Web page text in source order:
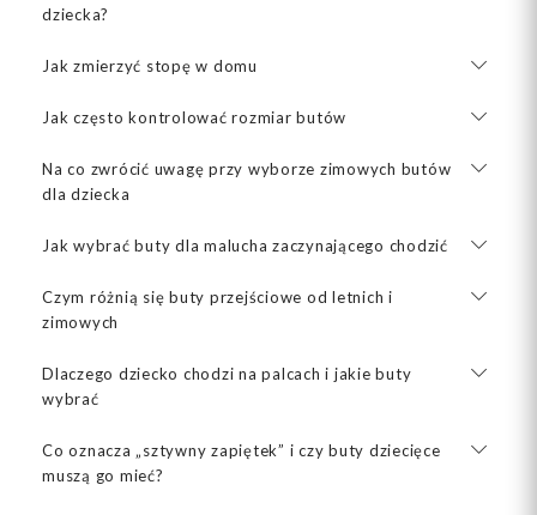
dziecka?
Jak zmierzyć stopę w domu
Jak często kontrolować rozmiar butów
Na co zwrócić uwagę przy wyborze zimowych butów
dla dziecka
Jak wybrać buty dla malucha zaczynającego chodzić
Czym różnią się buty przejściowe od letnich i
zimowych
Dlaczego dziecko chodzi na palcach i jakie buty
wybrać
Co oznacza „sztywny zapiętek” i czy buty dziecięce
muszą go mieć?